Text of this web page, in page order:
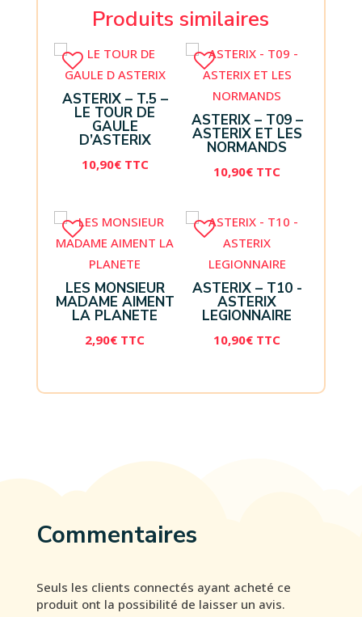
Produits similaires
ASTERIX – T.5 –
LE TOUR DE
GAULE
D’ASTERIX
10,90€ TTC
ASTERIX – T09 –
ASTERIX ET LES
NORMANDS
10,90€ TTC
LES MONSIEUR
MADAME AIMENT
LA PLANETE
2,90€ TTC
ASTERIX – T10 -
ASTERIX
LEGIONNAIRE
10,90€ TTC
Commentaires
Seuls les clients connectés ayant acheté ce
produit ont la possibilité de laisser un avis.